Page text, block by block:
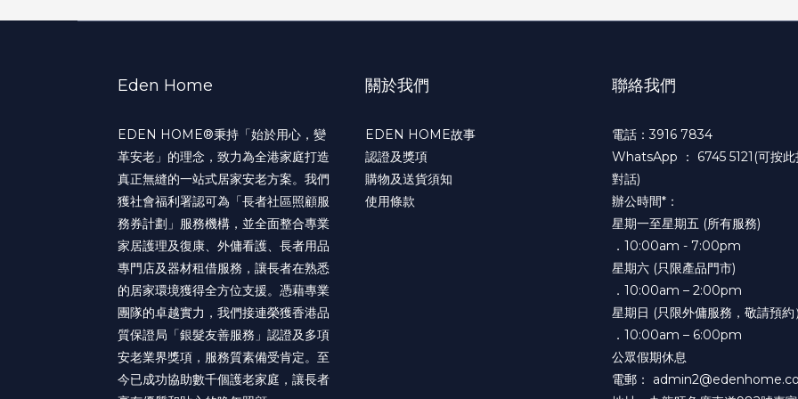
Eden Home
EDEN HOME®️秉持「始於用心，變
革安老」的理念，致力為全港家庭打造
真正無縫的一站式居家安老方案。我們
獲社會福利署認可為「長者社區照顧服
務券計劃」服務機構，並全面整合專業
家居護理及復康、外傭看護、長者用品
專門店及器材租借服務，讓長者在熟悉
的居家環境獲得全方位支援。憑藉專業
團隊的卓越實力，我們接連榮獲香港品
質保證局「銀髮友善服務」認證及多項
安老業界獎項，服務質素備受肯定。至
今已成功協助數千個護老家庭，讓長者
關於我們
EDEN HOME故事
認證及獎項
購物及送貨須知
使用條款
聯絡我們
電話：3916 7834
WhatsApp ： 6745 5121(可按
對話)
辦公時間*：
星期一至星期五 (所有服務)
．10:00am - 7:00pm
星期六 (只限產品門市)
．10:00am – 2:00pm
星期日 (只限外傭服務，敬請預約）
．10:00am – 6:00pm
公眾假期休息
電郵：